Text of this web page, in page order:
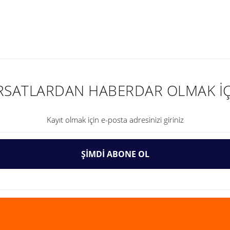
Gönder
HABERDAR OLMAK
ŞİMDİ ABONE OL